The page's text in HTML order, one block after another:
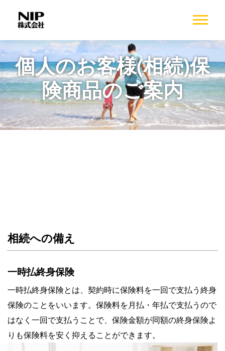
個人のお客様(相続)保
険商品のご案内
相続への備え
一時払終身保険
一時払終身保険とは、契約時に保険料を一回で支払う終身
保険のことをいいます。保険料を月払・年払で支払うので
はなく一回で支払うことで、保険金額が同額の終身保険よ
りも保険料を安く抑えることができます。